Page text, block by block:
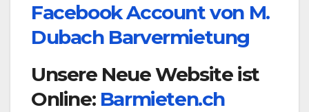
Facebook Account von M.
Dubach Barvermietung
Unsere Neue Website ist
Online: Barmieten.ch